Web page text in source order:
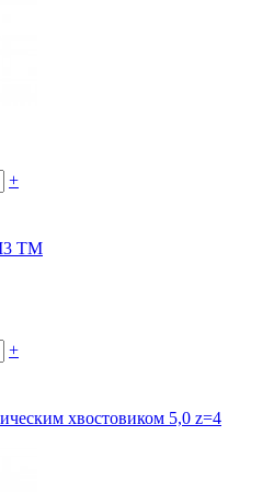
+
ТМ
+
хвостовиком 5,0 z=4